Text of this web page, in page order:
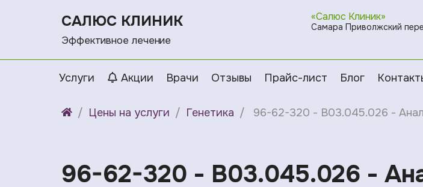
САЛЮС КЛИНИК
Эффективное лечение
«Салюс Клиник»
Самара Приволжский
Услуги Акции Врачи Отзывы Прайс-лист Блог
Цены на услуги Генетика 96-62-320 - B03.045.026 -
96-62-320 - B03.045.026 -